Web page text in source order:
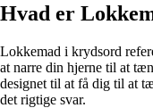
Hvad er
Lokkemad i krydsord
at narre din hjerne til at
designet til at få dig til at
det rigtige svar.